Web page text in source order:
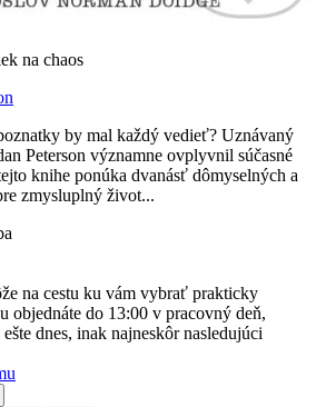
na chaos
by mal každý vedieť? Uznávaný
Peterson významne ovplyvnil súčasné
knihe ponúka dvanásť dômyselných a
zmysluplný život...
na cestu ku vám vybrať prakticky
objednáte do 13:00 v pracovný deň,
dnes, inak najneskôr nasledujúci